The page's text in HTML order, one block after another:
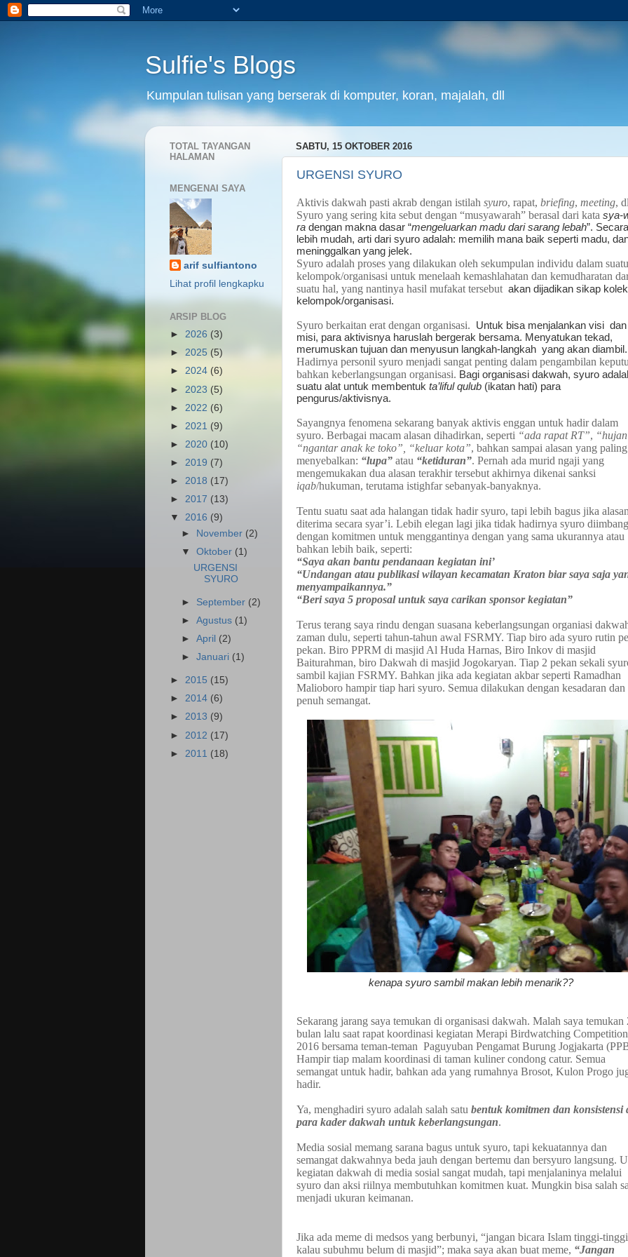
Sulfie's Blogs
Kumpulan tulisan yang berserak di komputer, koran, majalah, dll
SABTU, 15 OKTOBER 2016
URGENSI SYURO
Aktivis dakwah pasti akrab dengan istilah syuro, rapat, briefing, meeting,
Syuro yang sering kita sebut dengan “musyawarah” berasal dari kata sya-
ra dengan makna dasar “mengeluarkan madu dari sarang lebah”. Secara
lebih mudah, arti dari syuro adalah: memilih mana baik seperti madu,
meninggalkan yang jelek.
Syuro adalah proses yang dilakukan oleh sekumpulan individu dalam suatu
kelompok/organisasi untuk menelaah kemashlahatan dan kemudharatan
suatu hal, yang nantinya hasil mufakat tersebut akan dijadikan sikap
kelompok/organisasi.
Syuro berkaitan erat dengan organisasi.
Untuk bisa menjalankan visi dan
misi, para aktivisnya haruslah bergerak bersama. Menyatukan tekad,
merumuskan tujuan dan menyusun langkah-langkah yang akan diambil.
Hadirnya personil syuro menjadi sangat penting dalam pengambilan
bahkan keberlangsungan organisasi. Bagi organisasi dakwah, syuro
suatu alat untuk membentuk ta’liful qulub (ikatan hati) para
pengurus/aktivisnya.
Sayangnya fenomena sekarang banyak aktivis enggan untuk hadir dalam
syuro. Berbagai macam alasan dihadirkan, seperti “ada rapat RT”,
“ngantar anak ke toko”, “keluar kota”, bahkan sampai alasan yang paling
menyebalkan: “lupa” atau “ketiduran”. Pernah ada murid ngaji yang
mengemukakan dua alasan terakhir tersebut akhirnya dikenai sanksi
iqab/hukuman, terutama istighfar sebanyak-banyaknya.
Tentu suatu saat ada halangan tidak hadir syuro, tapi lebih bagus jika
diterima secara syar’i. Lebih elegan lagi jika tidak hadirnya syuro
dengan komitmen untuk menggantinya dengan yang sama ukurannya atau
bahkan lebih baik, seperti:
“Saya akan bantu pendanaan kegiatan ini’
“Undangan atau publikasi wilayan kecamatan Kraton biar saya saja
menyampaikannya.”
“Beri saya 5 proposal untuk saya carikan sponsor kegiatan”
Terus terang saya rindu dengan suasana keberlangsungan organiasi
zaman dulu, seperti tahun-tahun awal FSRMY. Tiap biro ada syuro rutin
pekan. Biro PPRM di masjid Al Huda Harnas, Biro Inkov di masjid
Baiturahman, biro Dakwah di masjid Jogokaryan. Tiap 2 pekan sekali
sambil kajian FSRMY. Bahkan jika ada kegiatan akbar seperti Ramadhan
Malioboro hampir tiap hari syuro. Semua dilakukan dengan kesadaran dan
penuh semangat.
kenapa syuro sambil makan lebih menarik??
Sekarang jarang saya temukan di organisasi dakwah. Malah saya temukan
bulan lalu saat rapat koordinasi kegiatan Merapi Birdwatching Competition
2016 bersama teman-teman Paguyuban Pengamat Burung Jogjakarta
Hampir tiap malam koordinasi di taman kuliner condong catur. Semua
semangat untuk hadir, bahkan ada yang rumahnya Brosot, Kulon Progo
hadir.
Ya, menghadiri syuro adalah salah satu bentuk komitmen dan konsistensi
para kader dakwah untuk keberlangsungan.
Media sosial memang sarana bagus untuk syuro, tapi kekuatannya dan
semangat dakwahnya beda jauh dengan bertemu dan bersyuro langsung.
kegiatan dakwah di media sosial sangat mudah, tapi menjalaninya melalui
syuro dan aksi riilnya membutuhkan komitmen kuat. Mungkin bisa salah
menjadi ukuran keimanan.
Jika ada meme di medsos yang berbunyi, “jangan bicara Islam tinggi-
kalau subuhmu belum di masjid”; maka saya akan buat meme, “Jangan
TOTAL TAYANGAN
HALAMAN
MENGENAI SAYA
arif sulfiantono
Lihat profil lengkapku
ARSIP BLOG
► 2026 (3)
► 2025 (5)
► 2024 (6)
► 2023 (5)
► 2022 (6)
► 2021 (9)
► 2020 (10)
► 2019 (7)
► 2018 (17)
► 2017 (13)
▼ 2016 (9)
►
November (2)
▼Oktober (1)
URGENSI
SYURO
► September (2)
►Agustus (1)
►April (2)
►Januari (1)
► 2015 (15)
► 2014 (6)
► 2013 (9)
► 2012 (17)
► 2011 (18)